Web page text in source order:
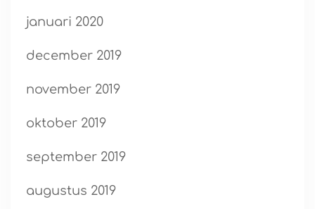
januari 2020
december 2019
november 2019
oktober 2019
september 2019
augustus 2019